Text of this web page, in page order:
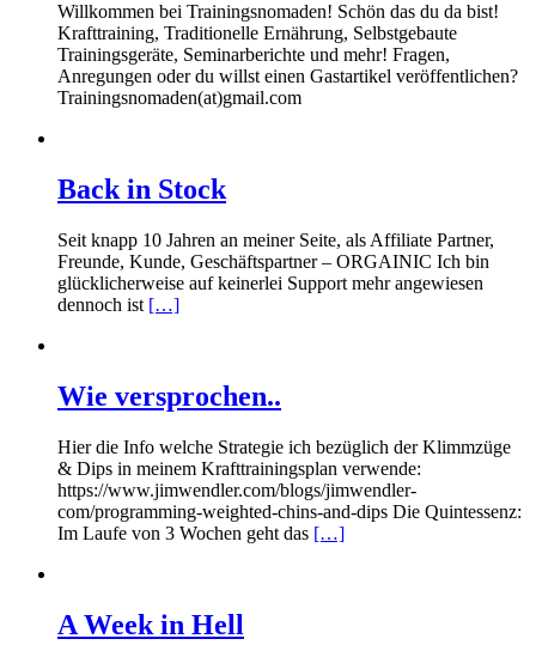
Willkommen bei Trainingsnomaden! Schön das du da bist!
Krafttraining, Traditionelle Ernährung, Selbstgebaute
Trainingsgeräte, Seminarberichte und mehr! Fragen,
Anregungen oder du willst einen Gastartikel veröffentlichen?
Trainingsnomaden(at)gmail.com
Back in Stock
Seit knapp 10 Jahren an meiner Seite, als Affiliate Partner,
Freunde, Kunde, Geschäftspartner – ORGAINIC Ich bin
glücklicherweise auf keinerlei Support mehr angewiesen
dennoch ist […]
Wie versprochen..
Hier die Info welche Strategie ich bezüglich der Klimmzüge
& Dips in meinem Krafttrainingsplan verwende:
https://www.jimwendler.com/blogs/jimwendler-
com/programming-weighted-chins-and-dips Die Quintessenz:
Im Laufe von 3 Wochen geht das […]
A Week in Hell